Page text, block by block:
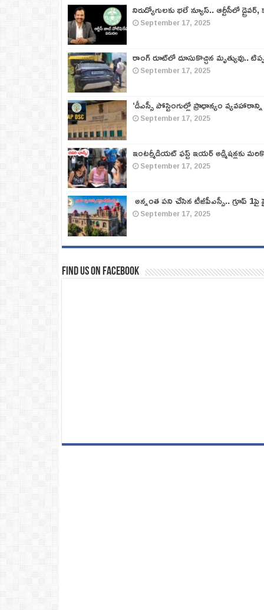
నిరుద్యోగులకు భలే న్యూస్.. ఆర్టీసీలో
September 17, 2025
రాంగ్ రూట్‌లో దూసుకొచ్చిన మృత్యువు..
September 17, 2025
‘డీఎస్సీ పోస్టింగుల్లో ప్రాధాన్యం
September 17, 2025
ఇంటర్మీడియట్ ఫస్ట్‌ ఇయర్‌ అడ్మిషన్లకు
September 17, 2025
అన్నంత పని చేసిన టీజీపీఎస్సీ.. గ్రూప్‌
September 17, 2025
Find us on Facebook